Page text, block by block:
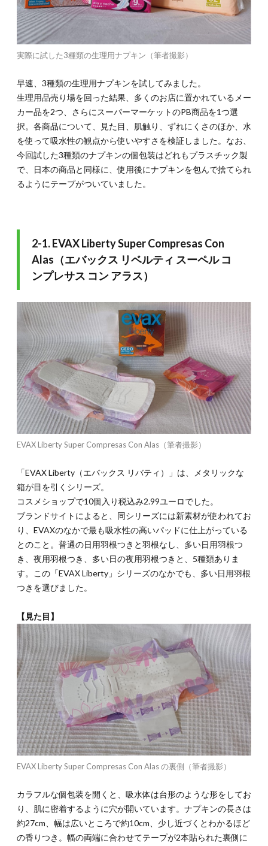
実際に試した3種類の生理用ナプキン（筆者撮影）
早速、3種類の生理用ナプキンを試してみました。
生理用品売り場を回った結果、多くのお店に置かれているメー
カー品を2つ、さらにスーパーマーケットのPB商品を1つ選
択。各商品について、見た目、肌触り、ずれにくさのほか、水
を使って吸水性の観点から使いやすさを検証しました。なお、
今回試した3種類のナプキンの個包装はどれもプラスチック製
で、日本の商品と同様に、使用後にナプキンを包んで捨てられ
るようにテープがついていました。
2-1. EVAX Liberty Super Compresas Con
Alas（エバックス リベルティ スーペル コ
ンプレサス コン アラス）
EVAX Liberty Super Compresas Con Alas（筆者撮影）
「EVAX Liberty（エバックス リバティ）」は、メタリックな
箱が目を引くシリーズ。
コスメショップで10個入り税込み2.99ユーロでした。
ブランドサイトによると、同シリーズには新素材が使われてお
り、EVAXのなかで最も吸水性の高いパッドに仕上がっている
とのこと。普通の日用羽根つきと羽根なし、多い日用羽根つ
き、夜用羽根つき、多い日の夜用羽根つきと、5種類ありま
す。この「EVAX Liberty」シリーズのなかでも、多い日用羽根
つきを選びました。
【見た目】
EVAX Liberty Super Compresas Con Alas の裏側（筆者撮影）
カラフルな個包装を開くと、吸水体は台形のような形をしてお
り、肌に密着するように穴が開いています。ナプキンの長さは
約27cm、幅は広いところで約10cm、少し近づくとわかるほど
の香りつき。幅の両端に合わせてテープが2本貼られた裏側に